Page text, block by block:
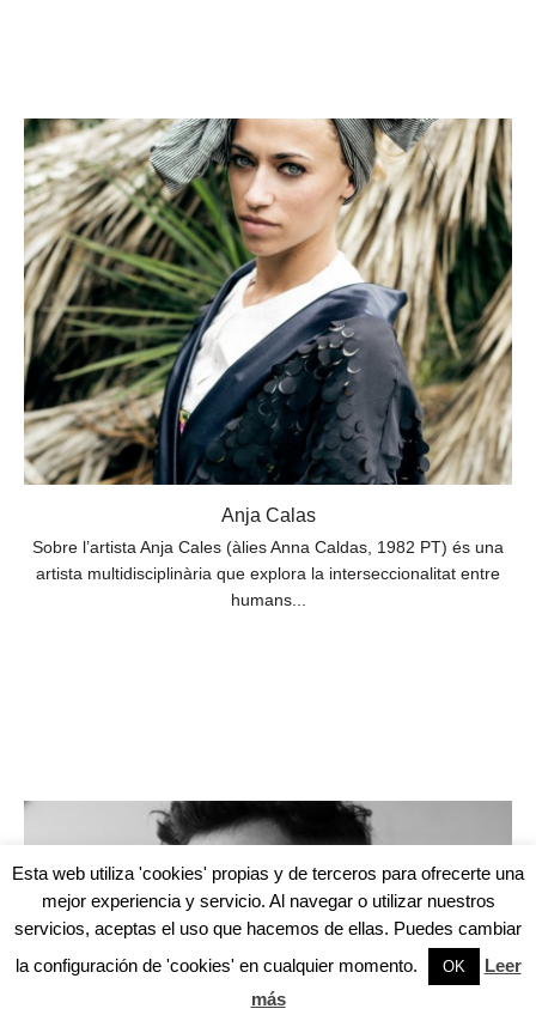
Anja Calas
Sobre l’artista Anja Cales (àlies Anna Caldas, 1982 PT) és una
artista multidisciplinària que explora la interseccionalitat entre
humans...
Esta web utiliza 'cookies' propias y de terceros para ofrecerte una
mejor experiencia y servicio. Al navegar o utilizar nuestros
servicios, aceptas el uso que hacemos de ellas. Puedes cambiar
la configuración de 'cookies' en cualquier momento.
OK
Leer
más